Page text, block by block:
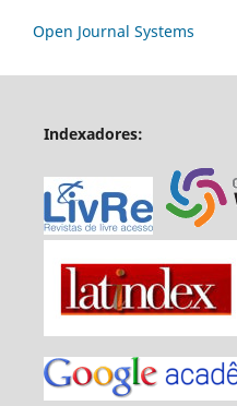
Open Journal Systems
Indexadores: